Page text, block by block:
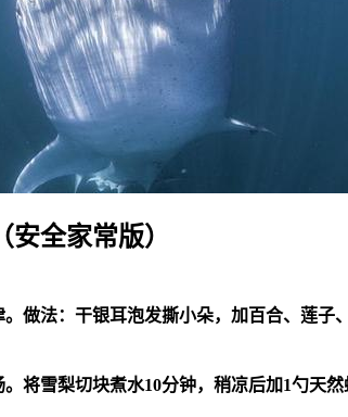
全家常版）
做法：干银耳泡发撕小朵，加百合、莲子
将雪梨切块煮水10分钟，稍凉后加1勺天